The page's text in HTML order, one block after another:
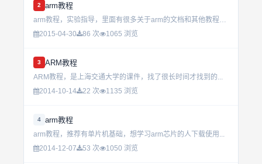
2 arm教程
arm教程，实验指导，里面有很多关于arm的文档和其他教程。可以用了做arm的学习。...
2015-04-30
86 次 1065 浏览
3 ARM教程
ARM教程，是上海交通大学的课件，找了很长时间才找到的...
2014-10-14
22 次 1135 浏览
4 arm教程
arm教程，推荐有单片机基础，想学习arm芯片的人下载使用...
2014-12-07
53 次 1050 浏览